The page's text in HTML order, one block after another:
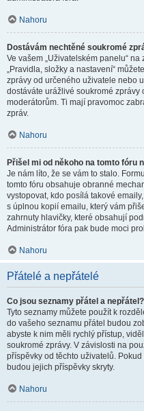
Nahoru
Dostávám nechtěné soukromé
Ve vašem „Uživatelském panelu“ na
„Pravidla, složky a nastavení“
zprávy od určeného uživatele nebo
dostáváte urážlivé soukromé
moderátorům. Ti mají pravomoc
zpráv.
Nahoru
Přišel mi od někoho na tomto fóru
Je nám líto, že se vám to stalo.
tomto fóru obsahuje obranné
vystopovat, kdo posílá takové
s úplnou kopií emailu, který vám
zahrnuty hlavičky, které obsahují
Administrátor fóra pak bude moci
Nahoru
Přátelé a nepřátelé
Co jsou seznamy přátel a nepřátel?
Tyto seznamy můžete použít k
do vašeho seznamu přátel budou
abyste k nim měli rychlý přístup,
soukromé zprávy. V závislosti na
příspěvky od těchto uživatelů.
budou jejich příspěvky skryty.
Nahoru